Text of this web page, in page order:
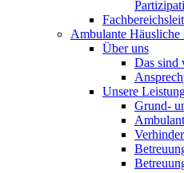
Ambulante Häusliche
Über uns
Das sind
Unsere
Grund-